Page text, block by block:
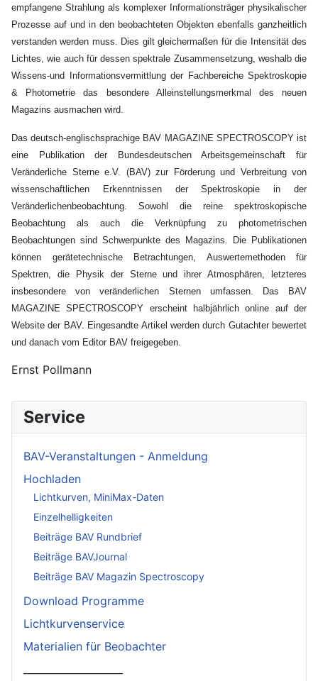
empfangene Strahlung als komplexer Informationsträger physikalischer
Prozesse auf und in den beobachteten Objekten ebenfalls ganzheitlich
verstanden werden muss. Dies gilt gleichermaßen für die Intensität des
Lichtes, wie auch für dessen spektrale Zusammensetzung, weshalb die
Wissens-und Informationsvermittlung der Fachbereiche Spektroskopie
& Photometrie das besondere Alleinstellungsmerkmal des neuen
Magazins ausmachen wird.
Das deutsch-englischsprachige BAV MAGAZINE SPECTROSCOPY ist
eine Publikation der Bundesdeutschen Arbeitsgemeinschaft für
Veränderliche Sterne e.V. (BAV) zur Förderung und Verbreitung von
wissenschaftlichen Erkenntnissen der Spektroskopie in der
Veränderlichenbeobachtung. Sowohl die reine spektroskopische
Beobachtung als auch die Verknüpfung zu photometrischen
Beobachtungen sind Schwerpunkte des Magazins. Die Publikationen
können gerätetechnische Betrachtungen, Auswertemethoden für
Spektren, die Physik der Sterne und ihrer Atmosphären, letzteres
insbesondere von veränderlichen Sternen umfassen. Das BAV
MAGAZINE SPECTROSCOPY erscheint halbjährlich online auf der
Website der BAV. Eingesandte Artikel werden durch Gutachter bewertet
und danach vom Editor BAV freigegeben.
Ernst Pollmann
Service
BAV-Veranstaltungen - Anmeldung
Hochladen
Lichtkurven, MiniMax-Daten
Einzelhelligkeiten
Beiträge BAV Rundbrief
Beiträge BAVJournal
Beiträge BAV Magazin Spectroscopy
Download Programme
Lichtkurvenservice
Materialien für Beobachter